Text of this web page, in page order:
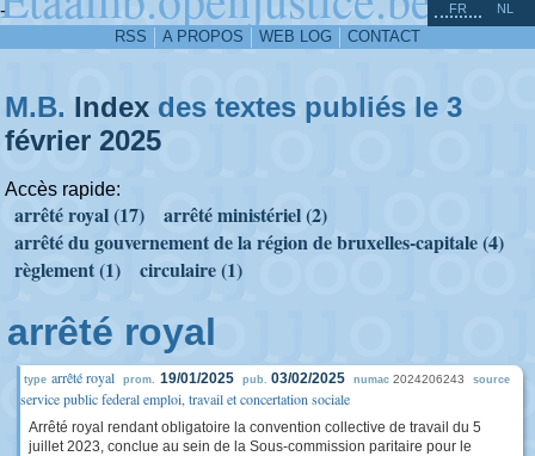
-
RSS A PROPOS WEB LOG CONTACT
FR NL
M.B. Index des textes publiés le 3
février 2025
Accès rapide:
arrêté royal (17)
arrêté ministériel (2)
arrêté du gouvernement de la région de bruxelles-capitale (4)
règlement (1)
circulaire (1)
arrêté royal
type arrêté royal prom. 19/01/2025 pub. 03/02/2025 numac 2024206243 source
service public federal emploi, travail et concertation sociale
Arrêté royal rendant obligatoire la convention collective de travail du 5
juillet 2023, conclue au sein de la Sous-commission paritaire pour le
^